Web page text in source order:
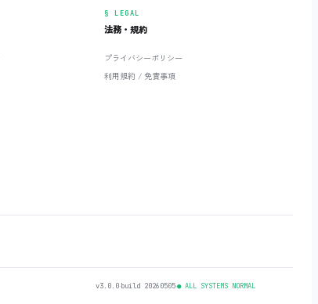
§ LEGAL
法務・規約
プライバシーポリシー
利用規約 / 免責事項
v3.0.0‧build 20260505‧● ALL SYSTEMS NORMAL